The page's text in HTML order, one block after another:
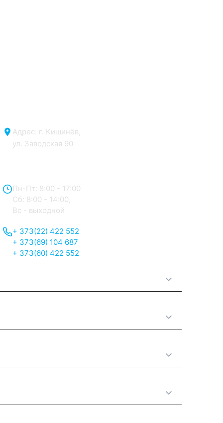
Адрес: г. Кишинёв,
ул. Заводская 90
Пн-Пт: 8:00 - 17:00
Сб: 8:00 - 14:00,
Вс - выходной
+ 373(22) 422 552
+ 373(69) 104 687
+ 373(60) 422 552